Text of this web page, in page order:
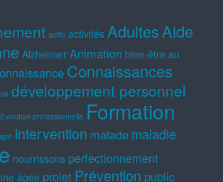
actifs activités AdultesAide
Alzheimer Animation bien-être au
Connaissances
développement personnel
Evolution professionnelle Formation
intervention malade maladie
nourrissons perfectionnement
âgée projet Prévention public